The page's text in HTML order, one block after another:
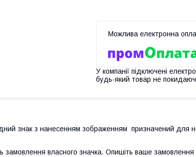
У компанії підключені
будь-який товар не
знак з нанесенням зображенням призначений для
замовлення власного значка. Опишіть ваше замовлення